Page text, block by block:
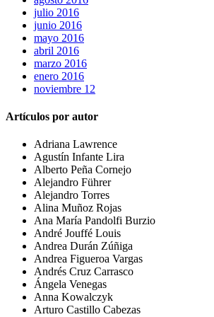
julio 2016
junio 2016
mayo 2016
abril 2016
marzo 2016
enero 2016
noviembre 12
Artículos por autor
Adriana Lawrence
Agustín Infante Lira
Alberto Peña Cornejo
Alejandro Führer
Alejandro Torres
Alina Muñoz Rojas
Ana María Pandolfi Burzio
André Jouffé Louis
Andrea Durán Zúñiga
Andrea Figueroa Vargas
Andrés Cruz Carrasco
Ángela Venegas
Anna Kowalczyk
Arturo Castillo Cabezas